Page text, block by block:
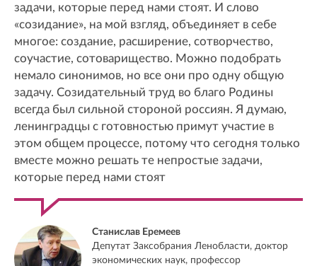
задачи, которые перед нами стоят. И слово
«созидание», на мой взгляд, объединяет в себе
многое: создание, расширение, сотворчество,
соучастие, сотоварищество. Можно подобрать
немало синонимов, но все они про одну общую
задачу. Созидательный труд во благо Родины
всегда был сильной стороной россиян. Я думаю,
ленинградцы с готовностью примут участие в
этом общем процессе, потому что сегодня только
вместе можно решать те непростые задачи,
которые перед нами стоят
Станислав Еремеев
Депутат Заксобрания Ленобласти, доктор
экономических наук, профессор